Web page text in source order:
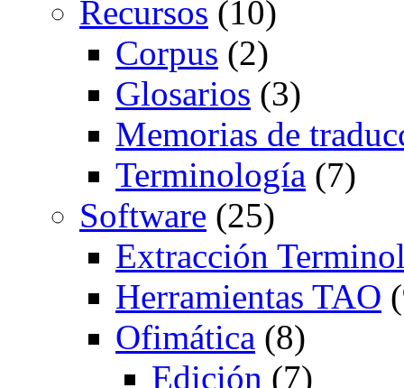
Recursos (10)
Corpus (2)
Glosarios (3)
Memorias de
Terminología (7)
Software (25)
Extracción
Herramientas TAO
Ofimática (8)
Edición (7)